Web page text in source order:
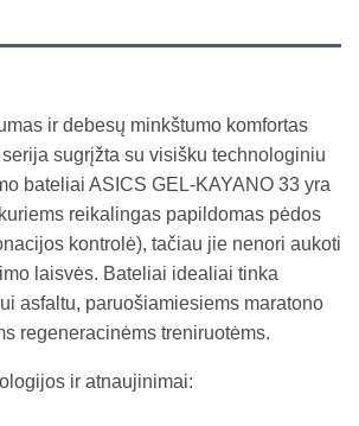
ir debesų minkštumo komfortas
sugrįžta su visišku technologiniu
bateliai ASICS GEL-KAYANO 33 yra
reikalingas papildomas pėdos
kontrolė), tačiau jie nenori aukoti
laisvės. Bateliai idealiai tinka
asfaltu, paruošiamiesiems maratono
regeneracinėms treniruotėms.
ir atnaujinimai: